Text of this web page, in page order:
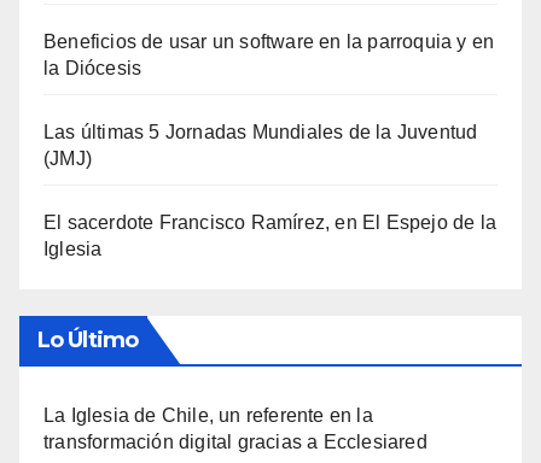
Beneficios de usar un software en la parroquia y en
la Diócesis
Las últimas 5 Jornadas Mundiales de la Juventud
(JMJ)
El sacerdote Francisco Ramírez, en El Espejo de la
Iglesia
Lo Último
La Iglesia de Chile, un referente en la
transformación digital gracias a Ecclesiared